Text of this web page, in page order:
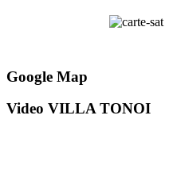
Google Map
Video VILLA TONOI